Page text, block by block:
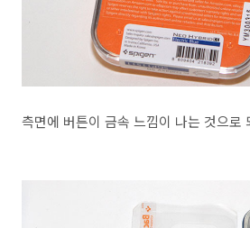
측면에 버튼이 금속 느낌이 나는 것으로